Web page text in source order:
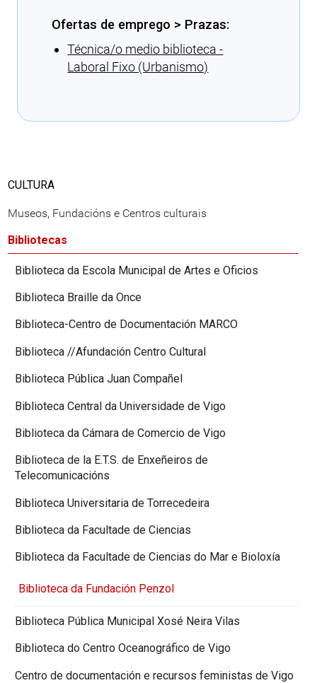
Ofertas de emprego > Prazas:
Técnica/o medio biblioteca -
Laboral Fixo (Urbanismo)
CULTURA
Museos, Fundacións e Centros culturais
Bibliotecas
Biblioteca da Escola Municipal de Artes e Oficios
Biblioteca Braille da Once
Biblioteca-Centro de Documentación MARCO
Biblioteca //Afundación Centro Cultural
Biblioteca Pública Juan Compañel
Biblioteca Central da Universidade de Vigo
Biblioteca da Cámara de Comercio de Vigo
Biblioteca de la E.T.S. de Enxeñeiros de
Telecomunicacións
Biblioteca Universitaria de Torrecedeira
Biblioteca da Facultade de Ciencias
Biblioteca da Facultade de Ciencias do Mar e Bioloxía
Biblioteca da Fundación Penzol
Biblioteca Pública Municipal Xosé Neira Vilas
Biblioteca do Centro Oceanográfico de Vigo
Centro de documentación e recursos feministas de Vigo